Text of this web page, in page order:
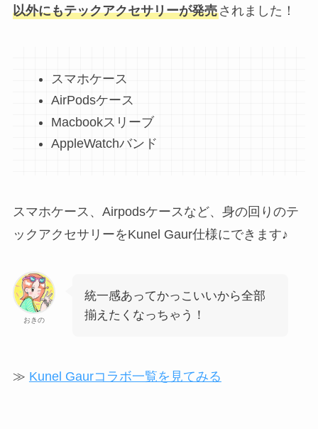
以外にもテックアクセサリーが発売されました！
スマホケース
AirPodsケース
Macbookスリーブ
AppleWatchバンド
スマホケース、Airpodsケースなど、身の回りのテ
ックアクセサリーをKunel Gaur仕様にできます♪
おきの
統一感あってかっこいいから全部
揃えたくなっちゃう！
≫ Kunel Gaurコラボ一覧を見てみる